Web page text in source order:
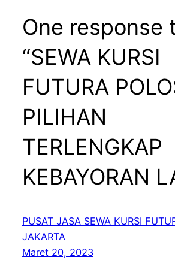
One response
“SEWA KURSI
FUTURA
PILIHAN
TERLENGKAP
KEBAYORAN
PUSAT JASA SEWA KURSI
JAKARTA
Maret 20, 2023